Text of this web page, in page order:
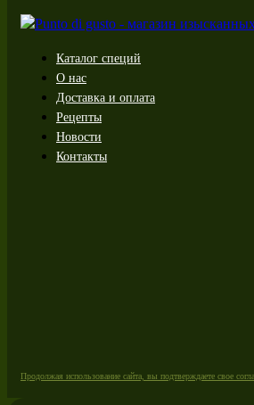
Каталог специй
О нас
Доставка и оплата
Рецепты
Новости
Контакты
Продолжая использование сайта, вы подтверждаете свое